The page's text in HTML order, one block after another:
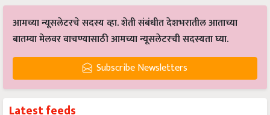
आमच्या न्यूसलेटरचे सदस्य व्हा. शेती संबंधीत देशभरातील आताच्या
बातम्या मेलवर वाचण्यासाठी आमच्या न्यूसलेटरची सदस्यता घ्या.
Subscribe Newsletters
Latest feeds